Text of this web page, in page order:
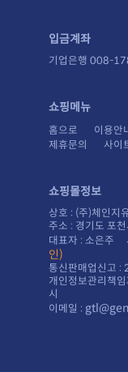
입금계좌
기업은행 008-
쇼핑메뉴
홈으로 이용안
제휴문의
사이
쇼핑몰정보
상호 : (주)체인지
주소 : 경기도 포
대표자 : 소은주
인)
통신판매업신고
시
이메일 :